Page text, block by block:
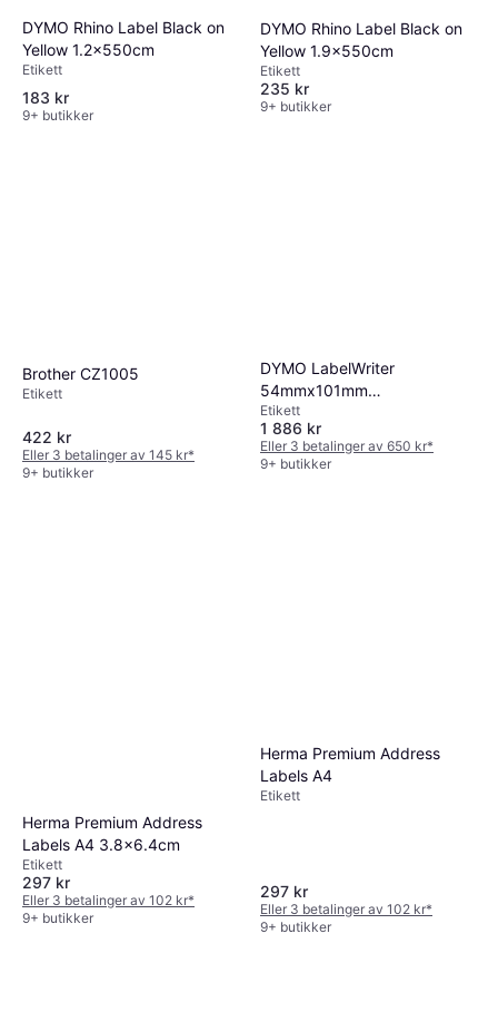
DYMO Rhino Label Black on
Yellow 1.2x550cm
Etikett
183 kr
9+ butikker
DYMO Rhino Label Black on
Yellow 1.9x550cm
Etikett
235 kr
9+ butikker
Brother CZ1005
Etikett
422 kr
Eller 3 betalinger av 145 kr*
9+ butikker
DYMO LabelWriter
54mmx101mm
Shipping/Name Badge
Labels White 12 Rolls x 220
Labels
Etikett
1 886 kr
Eller 3 betalinger av 650 kr*
9+ butikker
Herma Premium Address
Labels A4 3.8x6.4cm
Etikett
297 kr
Eller 3 betalinger av 102 kr*
9+ butikker
Herma Premium Address
Labels A4
Etikett
297 kr
Eller 3 betalinger av 102 kr*
9+ butikker